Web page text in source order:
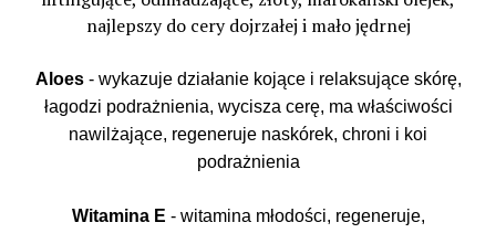
najlepszy do cery dojrzałej i mało jędrnej
Aloes- wykazuje działanie kojące i relaksujące skórę,
łagodzi podrażnienia, wycisza cerę, ma właściwości
nawilżające, regeneruje naskórek, chroni i koi
podrażnienia
Witamina E - witamina młodości, regeneruje,